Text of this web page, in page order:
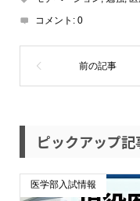
コメント: 0
ピックアップ記
医学部入試情報